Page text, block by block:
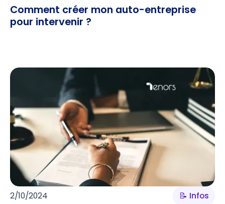
Comment créer mon auto-entreprise
pour intervenir ?
2/10/2024 📝 Infos